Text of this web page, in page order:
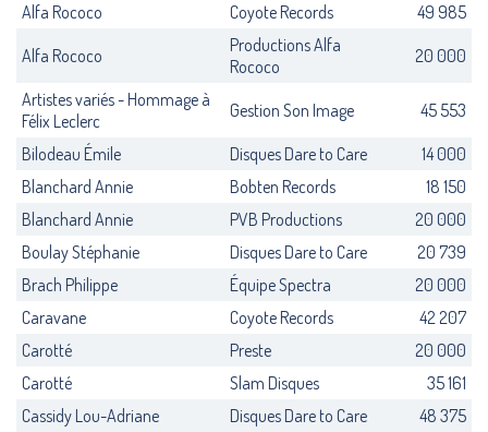
Alfa Rococo
Coyote Records
49 985
Alfa Rococo
Productions Alfa
Rococo
20 000
Artistes variés - Hommage à
Félix Leclerc
Gestion Son Image
45 553
Bilodeau Émile
Disques Dare to Care
14 000
Blanchard Annie
Bobten Records
18 150
Blanchard Annie
PVB Productions
20 000
Boulay Stéphanie
Disques Dare to Care
20 739
Brach Philippe
Équipe Spectra
20 000
Caravane
Coyote Records
42 207
Carotté
Preste
20 000
Carotté
Slam Disques
35 161
Cassidy Lou-Adriane
Disques Dare to Care
48 375